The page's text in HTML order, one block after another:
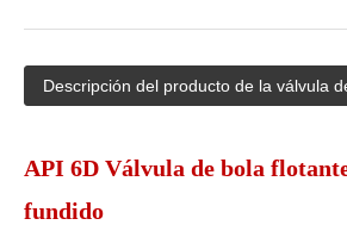
Descripción del producto de la válvula
API 6D Válvula de bola
fundido